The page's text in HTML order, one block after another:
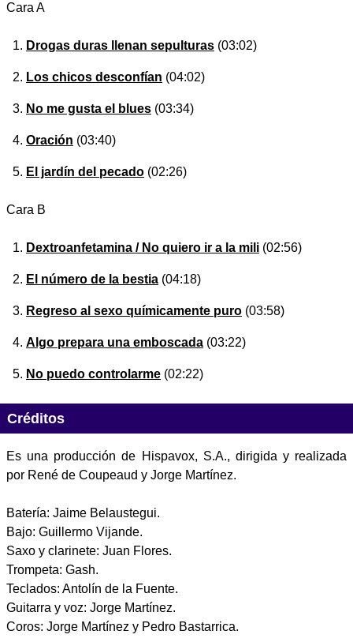
Cara A
Drogas duras llenan sepulturas (03:02)
Los chicos desconfían (04:02)
No me gusta el blues (03:34)
Oración (03:40)
El jardín del pecado (02:26)
Cara B
Dextroanfetamina / No quiero ir a la mili (02:56)
El número de la bestia (04:18)
Regreso al sexo químicamente puro (03:58)
Algo prepara una emboscada (03:22)
No puedo controlarme (02:22)
Créditos
Es una producción de Hispavox, S.A., dirigida y realizada
por René de Coupeaud y Jorge Martínez.
Batería: Jaime Belaustegui.
Bajo: Guillermo Vijande.
Saxo y clarinete: Juan Flores.
Trompeta: Gash.
Teclados: Antolín de la Fuente.
Guitarra y voz: Jorge Martínez.
Coros: Jorge Martínez y Pedro Bastarrica.